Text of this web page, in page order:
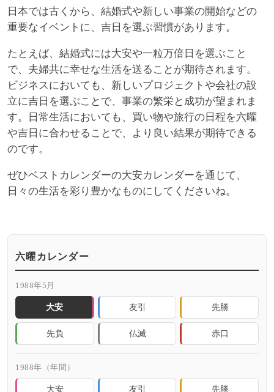
日本では古くから、結婚式や新しい事業の開始などの
重要なイベントに、吉日を選ぶ習慣があります。
たとえば、結婚式には大安や一粒万倍日を選ぶこと
で、夫婦共に幸せな生活を送ることが期待されます。
ビジネスにおいても、新しいプロジェクトや会社の設
立に吉日を選ぶことで、事業の繁栄と成功が望まれま
す。日常生活においても、買い物や旅行の日程を六曜
や吉日に合わせることで、より良い結果が期待できる
のです。
ぜひベストカレンダーの大安カレンダーを通じて、
日々の生活を彩り豊かなものにしてくださいね。
六曜カレンダー
1988年5月
大安 友引 先勝
先負 仏滅 赤口
1988年（年間）
大安 友引 先勝